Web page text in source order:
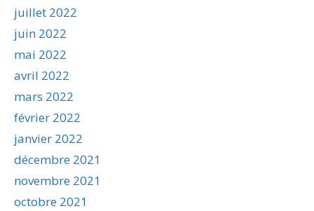
juillet 2022
juin 2022
mai 2022
avril 2022
mars 2022
février 2022
janvier 2022
décembre 2021
novembre 2021
octobre 2021